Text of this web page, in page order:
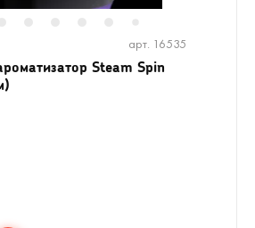
арт. 16535
Steam Spin